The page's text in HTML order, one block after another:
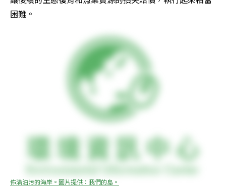
困難。
佈滿油污的海岸。圖片提供：我們的島。